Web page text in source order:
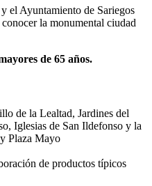
el Ayuntamiento de Sariegos
la monumental ciudad
de 65 años.
de la Lealtad, Jardines del
Iglesias de San Ildefonso y la
Plaza Mayo
de productos típicos